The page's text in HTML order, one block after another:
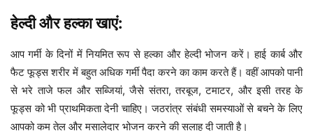
हेल्दी और हल्का खाएं:
आप गर्मी के दिनों में नियमित रूप से हल्का और हेल्दी भोजन करें। हाई कार्ब और
फैट फूड्स शरीर में बहुत अधिक गर्मी पैदा करने का काम करते हैं। वहीं आपको पानी
से भरे ताजे फल और सब्जियां, जैसे संतरा, तरबूज, टमाटर, और इसी तरह के
फूड्स को भी प्राथमिकता देनी चाहिए। जठरांत्र संबंधी समस्याओं से बचने के लिए
आपको कम तेल और मसालेदार भोजन करने की सलाह दी जाती है।